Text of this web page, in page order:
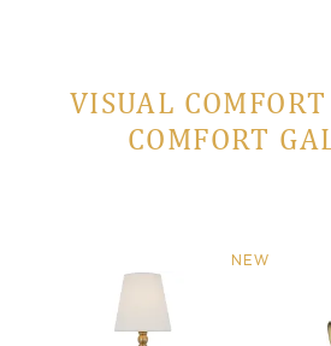
VISUAL
COMFORT
NEW